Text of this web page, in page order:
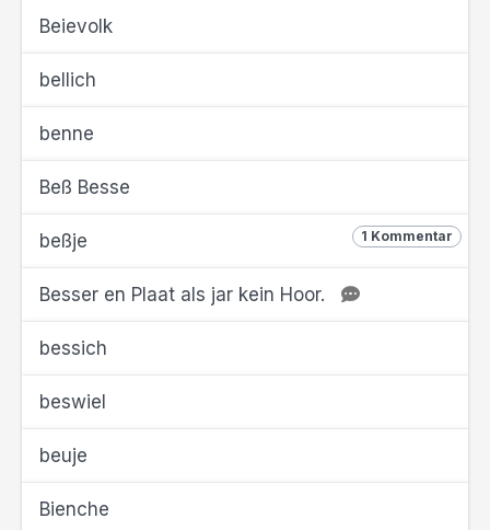
Beievolk
bellich
benne
Beß Besse
1 Kommentar
beßje
Besser en Plaat als jar kein Hoor.
bessich
beswiel
beuje
Bienche